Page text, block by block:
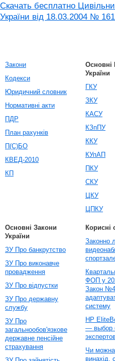
Скачать бесплатно
України від 18.03.2004 №
Закони
Кодекси
Юридичний словник
Нормативні акти
ПДР
План рахунків
П(С)БО
КВЕД-2010
КП
Основні
України
ГКУ
ЗКУ
КАСУ
КЗпПУ
ККУ
КУпАП
ПКУ
СКУ
ЦКУ
ЦПКУ
Основні Закони
України
ЗУ Про банкрутство
ЗУ Про виконавче
провадження
ЗУ Про відпустки
ЗУ Про державну
службу
ЗУ Про
загальнообов'язкове
державне пенсійне
страхування
Корисні
Законно
ФОП у
Закон
систему
HP
— выбор
Чи можна
винахід,